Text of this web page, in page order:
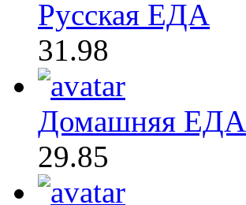
Русская ЕДА
31.98
Домашняя ЕДА
29.85